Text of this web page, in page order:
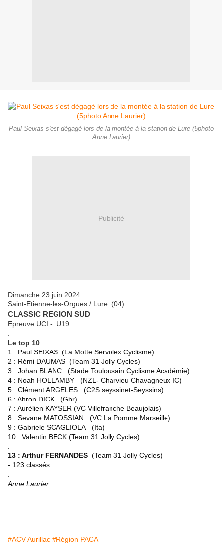
Paul Seixas s'est dégagé lors de la montée à la station de Lure (5photo
Anne Laurier)
Publicité
Dimanche 23 juin 2024
Saint-Etienne-les-Orgues / Lure (04)
CLASSIC REGION SUD
Epreuve UCI - U19
Le top 10
1 : Paul SEIXAS (La Motte Servolex Cyclisme)
2 : Rémi DAUMAS (Team 31 Jolly Cycles)
3 : Johan BLANC (Stade Toulousain Cyclisme Académie)
4 : Noah HOLLAMBY (NZL- Charvieu Chavagneux IC)
5 : Clément ARGELES (C2S seyssinet-Seyssins)
6 : Ahron DICK (Gbr)
7 : Aurélien KAYSER (VC Villefranche Beaujolais)
8 : Sevane MATOSSIAN (VC La Pomme Marseille)
9 : Gabriele SCAGLIOLA (Ita)
10 : Valentin BECK (Team 31 Jolly Cycles)
13 : Arthur FERNANDES (Team 31 Jolly Cycles)
- 123 classés
Anne Laurier
#ACV Aurillac #Région PACA